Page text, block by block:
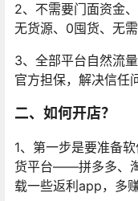
2、不需要门面资金
无货源、0囤货、无需
3、全部平台自然流
官方担保，解决信任
二、如何开店？
1、第一步是要准备
货平台——拼多多、
载一些返利app，多